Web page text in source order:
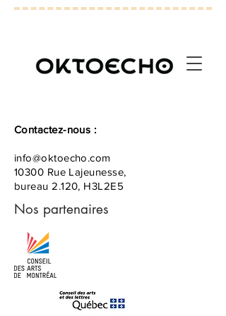
Contactez-nous :
info@oktoecho.com
10300 Rue Lajeunesse,
bureau 2.120, H3L2E5
Nos partenaires